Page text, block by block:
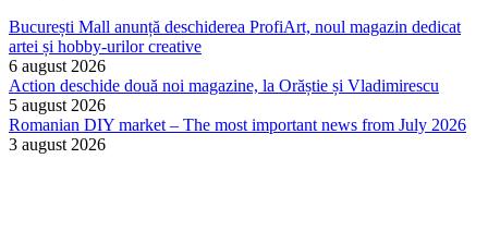
București Mall anunță deschiderea ProfiArt, noul magazin dedicat
artei și hobby-urilor creative
6 august 2026
Action deschide două noi magazine, la Orăștie și Vladimirescu
5 august 2026
Romanian DIY market – The most important news from July 2026
3 august 2026